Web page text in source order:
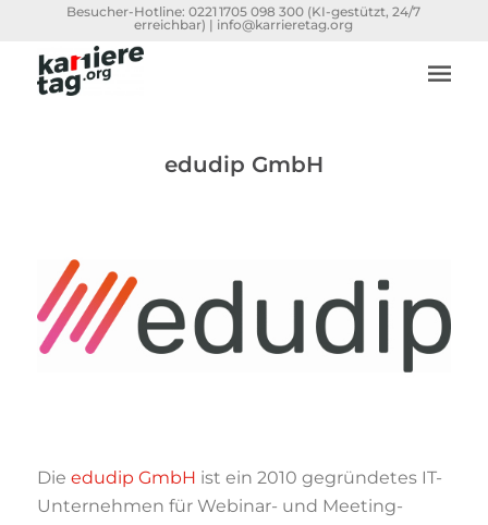
Besucher-Hotline:0221 1705 098 300 (KI-gestützt, 24/7
erreichbar) | info@karrieretag.org
edudip GmbH
Die edudip GmbH ist ein 2010 gegründetes IT-
Unternehmen für Webinar- und Meeting-